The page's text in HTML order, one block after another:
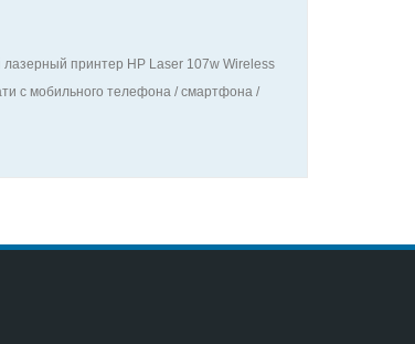
принтер HP Laser 107w Wireless
с мобильного телефона / смартфона /